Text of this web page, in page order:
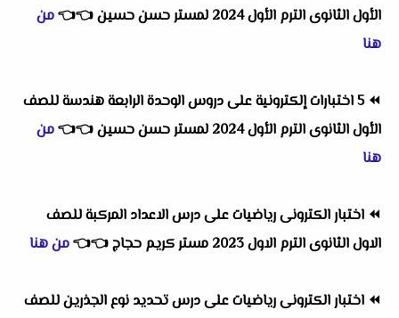
الأول الثانوى الترم الأول 2024 لمستر حسن حسين
👈
👈من
هنا
⏪ 5 اختبارات إلكترونية على دروس الوحدة الرابعة هندسة للصف
الأول الثانوى الترم الأول 2024 لمستر حسن حسين
👈
👈من
هنا
⏪ اختبار الكترونى رياضيات على درس الاعداد المركبة للصف
الاول الثانوى الترم الاول 2023 مستر كريم حجاج
👈
👈من هنا
⏪ اختبار الكترونى رياضيات على درس تحديد نوع الجذرين للصف